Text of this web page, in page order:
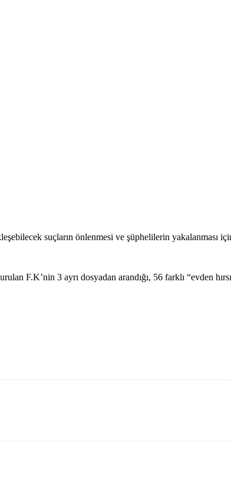
suçların önlenmesi ve şüphelilerin yakalanması
F.K’nin 3 ayrı dosyadan arandığı, 56 farklı “evden